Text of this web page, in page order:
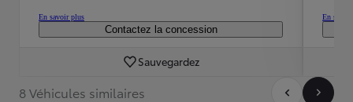
En savoir plus
Contactez la concession
Sauvegardez
En
8 Véhicules similaires